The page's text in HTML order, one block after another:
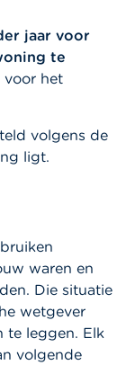
jaar voor
te
voor het
volgens de
ligt.
waren en
Die situatie
wetgever
te leggen. Elk
volgende